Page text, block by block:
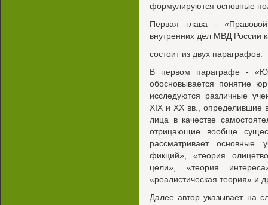
формулируются основные
Первая глава - «Правовой
внутренних дел МВД России
состоит из двух параграфов.
В первом параграфе -
обосновывается понятие
исследуются различные
XIX и XX вв., определившие
лица в качестве
отрицающие вообще
рассматривает основные
фикций», «теория
цели», «теория
«реалистическая теория» и
Далее автор указывает на